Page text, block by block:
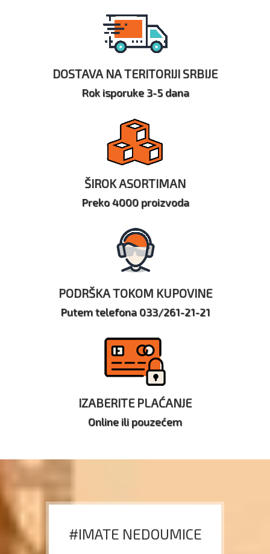
DOSTAVA NA TERITORIJI SRBIJE
Rok isporuke 3-5 dana
ŠIROK ASORTIMAN
Preko 4000 proizvoda
PODRŠKA TOKOM KUPOVINE
Putem telefona 033/261-21-21
IZABERITE PLAĆANJE
Online ili pouzećem
#IMATE NEDOUMICE